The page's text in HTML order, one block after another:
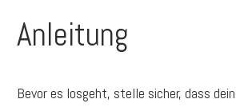
Anleitung
Bevor es losgeht, stelle sicher, dass